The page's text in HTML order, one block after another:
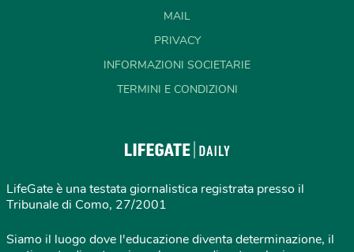
MAIL
PRIVACY
INFORMAZIONI SOCIETARIE
TERMINI E CONDIZIONI
LifeGate è una testata giornalistica registrata presso il
Tribunale di Como, 27/2001
Siamo il luogo dove l'educazione diventa determinazione, il